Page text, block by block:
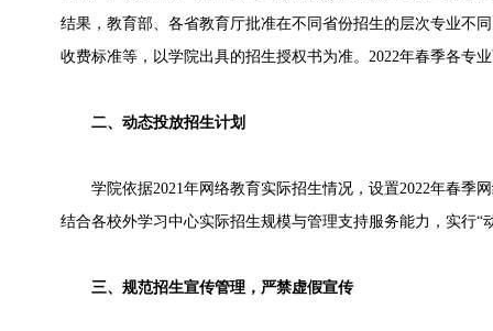
结果，教育部、各省教育厅批准在不同省份招生的层次专业不
收费标准等，以学院出具的招生授权书为准。2022年春季各专
二、动态投放招生计划
学院依据2021年网络教育实际招生情况，设置2022年春季
结合各校外学习中心实际招生规模与管理支持服务能力，实行“
三、规范招生宣传管理，严禁虚假宣传